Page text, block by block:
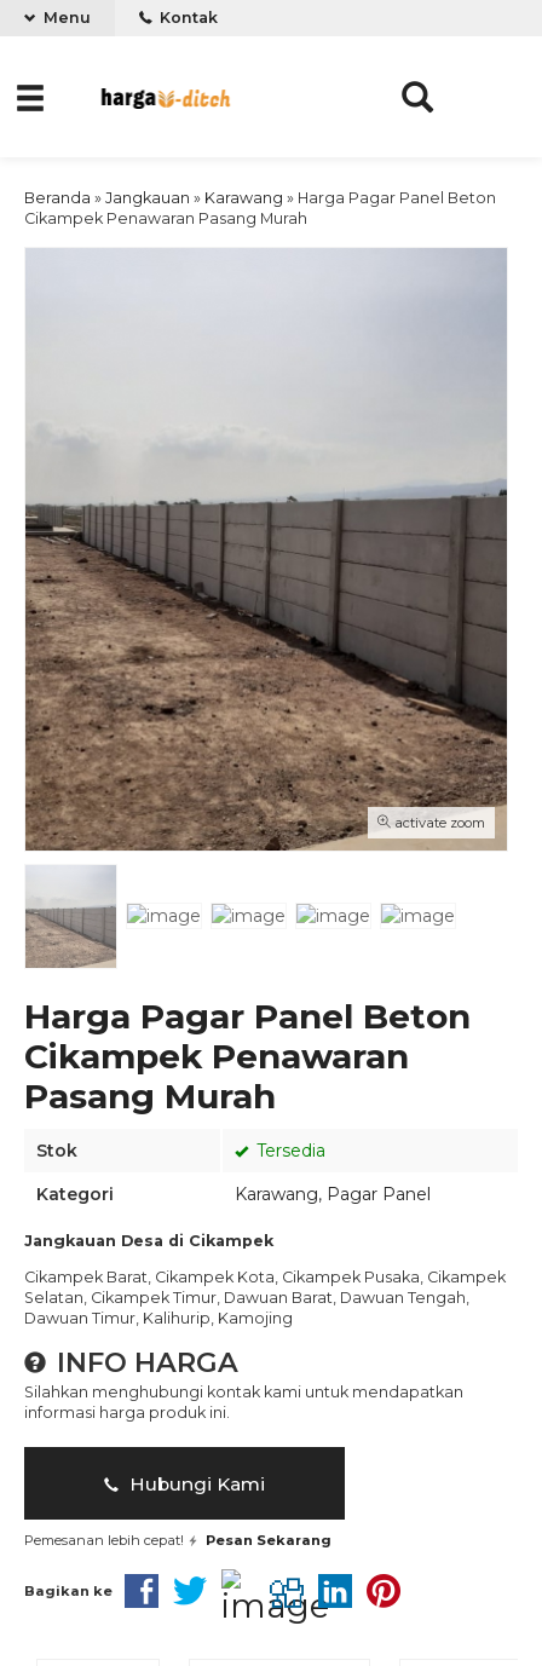
Menu Kontak
Beranda » Jangkauan » Karawang » Harga Pagar Panel Beton
Cikampek Penawaran Pasang Murah
activate zoom
Harga Pagar Panel Beton
Cikampek Penawaran
Pasang Murah
Stok
Tersedia
Kategori
Karawang, Pagar Panel
Jangkauan Desa di Cikampek
Cikampek Barat, Cikampek Kota, Cikampek Pusaka, Cikampek
Selatan, Cikampek Timur, Dawuan Barat, Dawuan Tengah,
Dawuan Timur, Kalihurip, Kamojing
INFO HARGA
Silahkan menghubungi kontak kami untuk mendapatkan
informasi harga produk ini.
Hubungi Kami
Pemesanan lebih cepat! Pesan Sekarang
Bagikan ke